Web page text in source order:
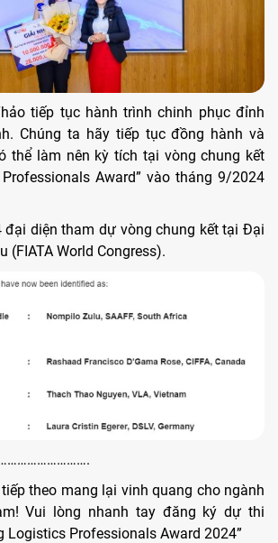
tiếp tục hành trình chinh phục đỉnh
Chúng ta hãy tiếp tục đồng hành và
thể làm nên kỳ tích tại vòng chung kết
Award” vào tháng 9/2024
đại diện tham dự vòng chung kết tại Đại
(FIATA World Congress).
theo mang lại vinh quang cho ngành
Vui lòng nhanh tay đăng ký dự thi
Logistics Professionals Award 2024”